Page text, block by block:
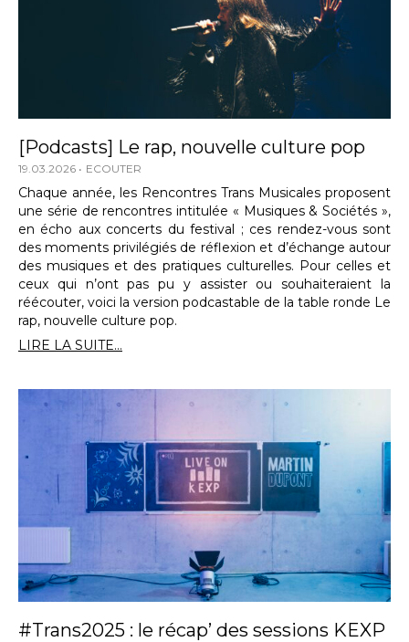
[Podcasts] Le rap, nouvelle culture pop
19.03.2026 ECOUTER
Chaque année, les Rencontres Trans Musicales proposent
une série de rencontres intitulée « Musiques & Sociétés »,
en écho aux concerts du festival ; ces rendez-vous sont
des moments privilégiés de réflexion et d’échange autour
des musiques et des pratiques culturelles. Pour celles et
ceux qui n’ont pas pu y assister ou souhaiteraient la
réécouter, voici la version podcastable de la table ronde Le
rap, nouvelle culture pop.
LIRE LA SUITE...
#Trans2025 : le récap’ des sessions KEXP